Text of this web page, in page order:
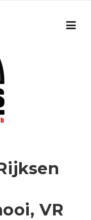
VR